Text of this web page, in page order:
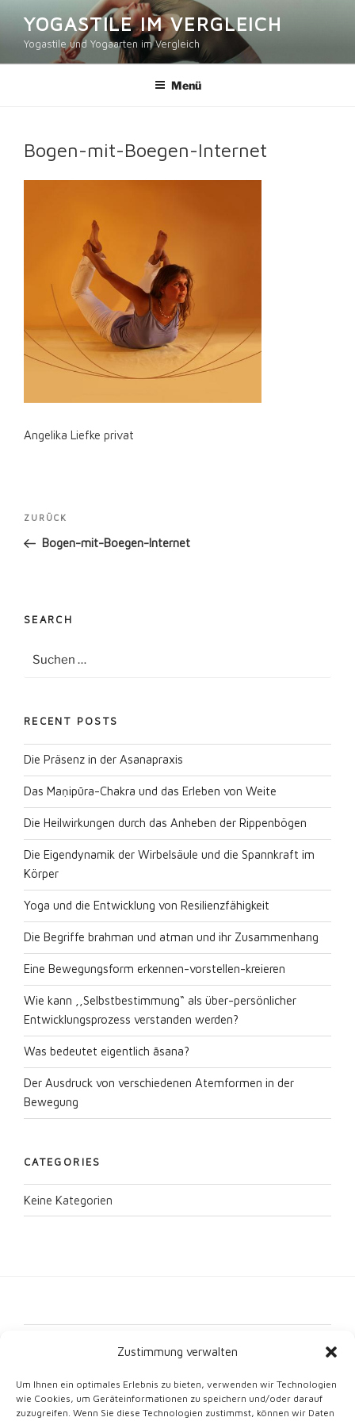
Zustimmung verwalten
Um Ihnen ein optimales Erlebnis zu bieten, verwenden wir Technologien
wie Cookies, um Geräteinformationen zu speichern und/oder darauf
zuzugreifen. Wenn Sie diese Technologien zustimmst, können wir Daten
Inhalt
springen
YOGASTILE IM VERGLEICH
Yogastile und Yogaarten im Vergleich
Menü
Bogen-mit-Boegen-Internet
Angelika Liefke privat
Beitragsnavigation
Vorheriger
Beitrag
ZURÜCK
Bogen-mit-Boegen-Internet
SEARCH
nach:
RECENT POSTS
Die Präsenz in der Asanapraxis
Das Maṇipūra-Chakra und das Erleben von Weite
Die Heilwirkungen durch das Anheben der Rippenbögen
Die Eigendynamik der Wirbelsäule und die Spannkraft im
Körper
Yoga und die Entwicklung von Resilienzfähigkeit
Die Begriffe brahman und atman und ihr Zusammenhang
Eine Bewegungsform erkennen-vorstellen-kreieren
Wie kann ,,Selbstbestimmung“ als über-persönlicher
Entwicklungsprozess verstanden werden?
Was bedeutet eigentlich āsana?
Der Ausdruck von verschiedenen Atemformen in der
Bewegung
CATEGORIES
Keine Kategorien
Datenschutz